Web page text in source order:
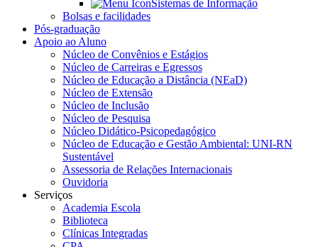
Sistemas de Informação
Bolsas e facilidades
Pós-graduação
Apoio ao Aluno
Núcleo de Convênios e Estágios
Núcleo de Carreiras e Egressos
Núcleo de Educação a Distância (NEaD)
Núcleo de Extensão
Núcleo de Inclusão
Núcleo de Pesquisa
Núcleo Didático-Psicopedagógico
Núcleo de Educação e Gestão Ambiental: UNI-RN
Sustentável
Assessoria de Relações Internacionais
Ouvidoria
Serviços
Academia Escola
Biblioteca
Clínicas Integradas